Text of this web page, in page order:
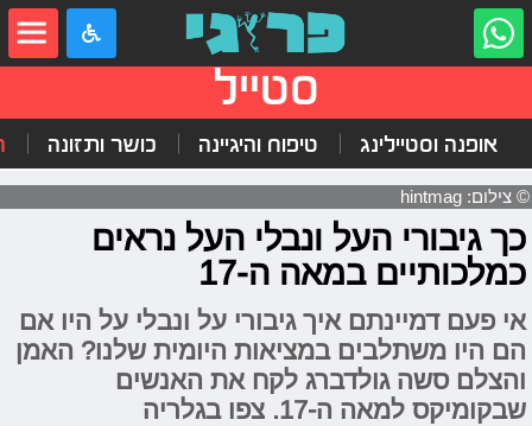
סטייל
אופנה וסטיילינג טיפוח והיגיינה כושר ותזונה
© צילום: hintmag
כך גיבורי העל ונבלי העל נראים
כמלכותיים במאה ה-17
אי פעם דמיינתם איך גיבורי על ונבלי על היו אם
הם היו משתלבים במציאות היומית שלנו? האמן
והצלם סשה גולדברג לקח את האנשים
שבקומיקס למאה ה-17. צפו בגלריה